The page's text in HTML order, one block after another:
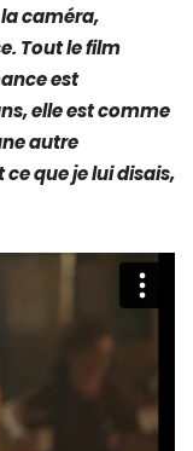
caméra,
Tout le film
est
elle est comme
autre
que je lui disais,